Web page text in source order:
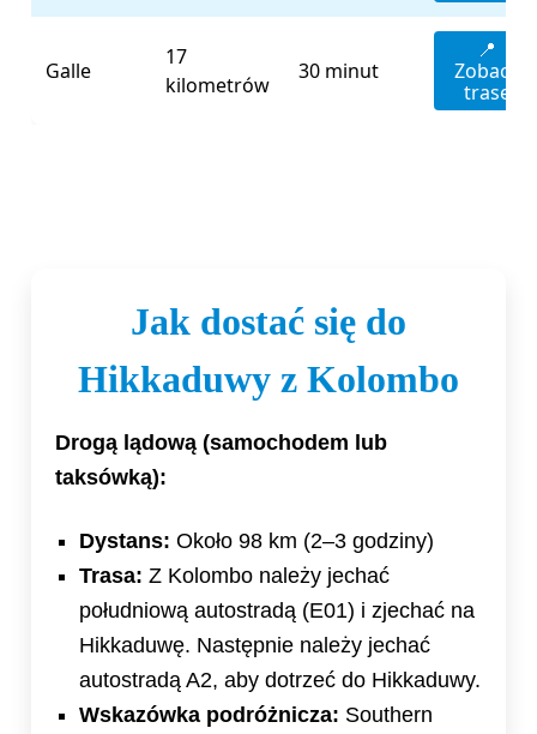
Galle
17
kilometrów
30 minut
📍
Zobacz
trasę
Jak dostać się do
Hikkaduwy z Kolombo
Drogą lądową (samochodem lub
taksówką):
Dystans: Około 98 km (2–3 godziny)
Trasa: Z Kolombo należy jechać
południową autostradą (E01) i zjechać na
Hikkaduwę. Następnie należy jechać
autostradą A2, aby dotrzeć do Hikkaduwy.
Wskazówka podróżnicza: Southern